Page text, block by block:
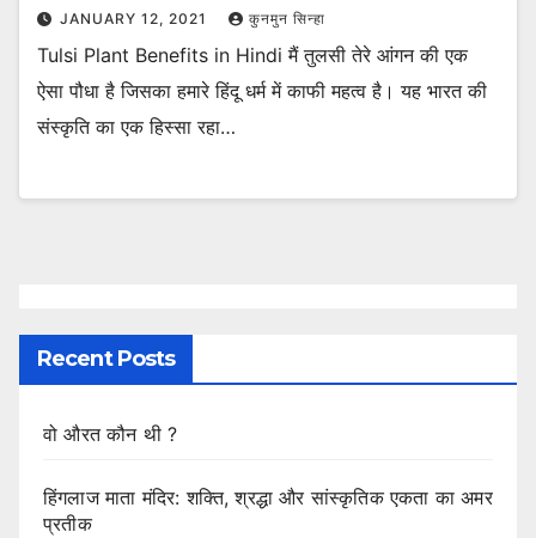
JANUARY 12, 2021 कुनमुन सिन्हा
Tulsi Plant Benefits in Hindi मैं तुलसी तेरे आंगन की एक
ऐसा पौधा है जिसका हमारे हिंदू धर्म में काफी महत्व है। यह भारत की
संस्कृति का एक हिस्सा रहा…
Recent Posts
वो औरत कौन थी ?
हिंगलाज माता मंदिर: शक्ति, श्रद्धा और सांस्कृतिक एकता का अमर
प्रतीक